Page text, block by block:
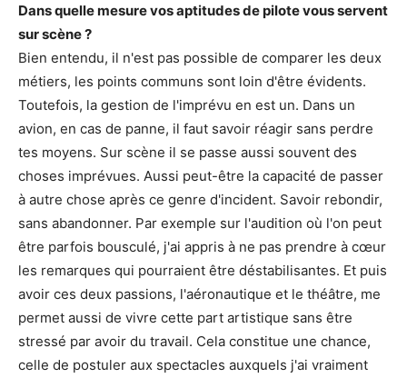
Dans quelle mesure vos aptitudes de pilote vous servent
sur scène ?
Bien entendu, il n'est pas possible de comparer les deux
métiers, les points communs sont loin d'être évidents.
Toutefois, la gestion de l'imprévu en est un. Dans un
avion, en cas de panne, il faut savoir réagir sans perdre
tes moyens. Sur scène il se passe aussi souvent des
choses imprévues. Aussi peut-être la capacité de passer
à autre chose après ce genre d'incident. Savoir rebondir,
sans abandonner. Par exemple sur l'audition où l'on peut
être parfois bousculé, j'ai appris à ne pas prendre à cœur
les remarques qui pourraient être déstabilisantes. Et puis
avoir ces deux passions, l'aéronautique et le théâtre, me
permet aussi de vivre cette part artistique sans être
stressé par avoir du travail. Cela constitue une chance,
celle de postuler aux spectacles auxquels j'ai vraiment